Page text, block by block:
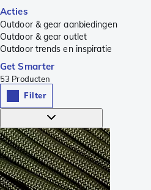
Acties
Outdoor & gear aanbiedingen
Outdoor & gear outlet
Outdoor trends en inspiratie
Get Smarter
53 Producten
Filter